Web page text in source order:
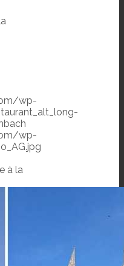
wp-
wp-
à la